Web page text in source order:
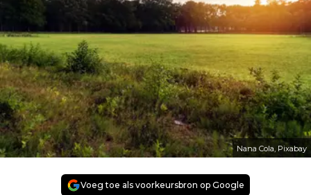
Nana Cola, Pixabay
Voeg toe als voorkeursbron op Google